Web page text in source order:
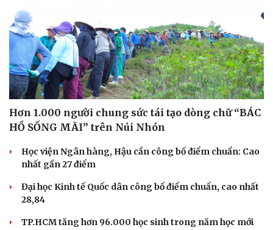
Hơn 1.000 người chung sức tái tạo dòng chữ “BÁC
HỒ SỐNG MÃI” trên Núi Nhón
Học viện Ngân hàng, Hậu cần công bố điểm chuẩn: Cao
nhất gần 27 điểm
Đại học Kinh tế Quốc dân công bố điểm chuẩn, cao nhất
28,84
TP.HCM tăng hơn 96.000 học sinh trong năm học mới